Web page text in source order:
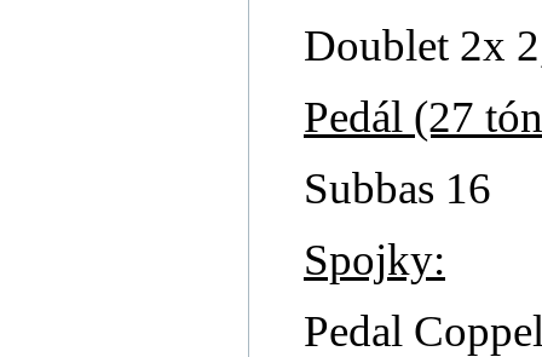
Doublet 2x
Pedál (27
Subbas 16
Spojky:
Pedal